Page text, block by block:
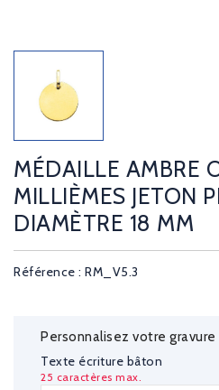
MÉDAILLE AMBRE
MILLIÈMES JETON
DIAMÈTRE 18 MM
Référence : RM_V5.3
Personnalisez votre
Texte écriture bâton
25 caractères max.